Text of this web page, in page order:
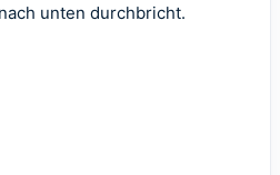
unten durchbricht.